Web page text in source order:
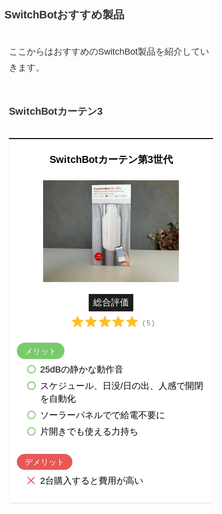
SwitchBotおすすめ製品
ここからはおすすめのSwitchBot製品を紹介してい
きます。
SwitchBotカーテン3
SwitchBotカーテン第3世代
総合評価
( 5 )
メリット
25dBの静かな動作音
スケジュール、日没/日の出、人感で開閉
を自動化
ソーラーパネルでで給電不要に
片開きでも使える力持ち
デメリット
2台購入すると費用が高い